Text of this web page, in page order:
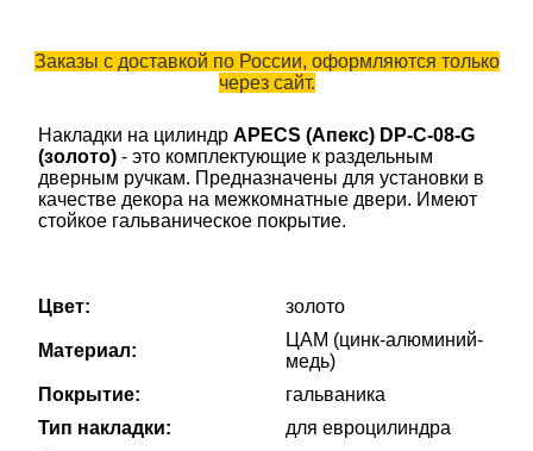
Заказы с доставкой по России, оформляются только
через сайт.
Накладки на цилиндрAPECS (Апекс) DP-C-08-G
(золото) - это комплектующие к раздельным
дверным ручкам. Предназначены для установки в
качестве декора на межкомнатные двери. Имеют
стойкое гальваническое покрытие.
Цвет: золото
Материал:
ЦАМ (цинк-алюминий-
медь)
Покрытие:
гальваника
Тип накладки:
для евроцилиндра